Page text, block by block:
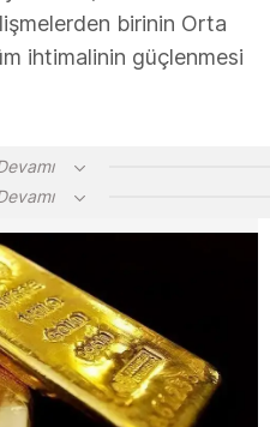
birinin Orta
ihtimalinin güçlenmesi